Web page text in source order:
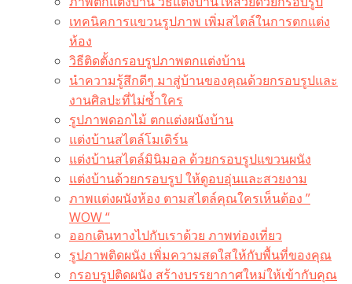
เทคนิคการแขวนรูปภาพ เพิ่มสไตล์ในการตกแต่ง
ห้อง
วิธีติดตั้งกรอบรูปภาพตกแต่งบ้าน
นำความรู้สึกดีๆ มาสู่บ้านของคุณด้วยกรอบรูปและ
งานศิลปะที่ไม่ซ้ำใคร
รูปภาพดอกไม้ ตกแต่งผนังบ้าน
แต่งบ้านสไตล์โมเดิร์น
แต่งบ้านสไตล์มินิมอล ด้วยกรอบรูปแขวนผนัง
แต่งบ้านด้วยกรอบรูป ให้ดูอบอุ่นและสวยงาม
ภาพแต่งผนังห้อง ตามสไตล์คุณใครเห็นต้อง ”
WOW “
ออกเดินทางไปกับเราด้วย ภาพท่องเที่ยว
รูปภาพติดผนัง เพิ่มความสดใสให้กับพื้นที่ของคุณ
กรอบรูปติดผนัง สร้างบรรยากาศใหม่ให้เข้ากับคุณ